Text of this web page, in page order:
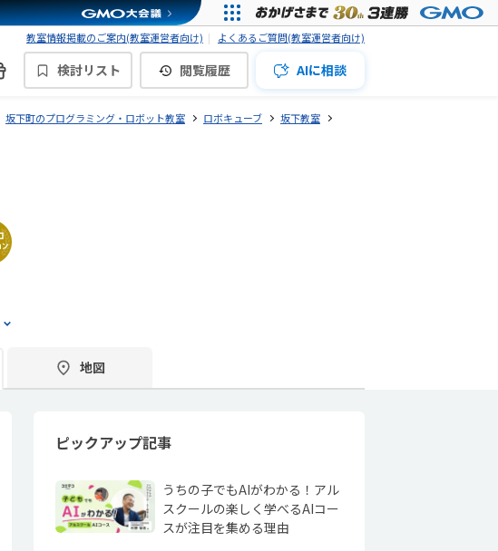
教室情報掲載のご案内(教室運営者向け) よくあるご質問(教室運営者向け)
検討リスト 閲覧履歴 AIに相談
坂下町のプログラミング・ロボット教室 ロボキューブ
坂下教室
地図
ピックアップ記事
うちの子でもAIがわかる！アル
スクールの楽しく学べるAIコー
スが注目を集める理由